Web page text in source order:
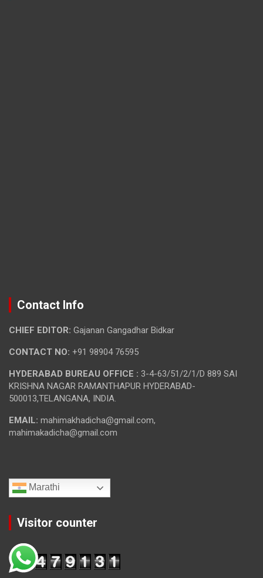
Contact Info
CHIEF EDITOR: Gajanan Gangadhar Bidkar
CONTACT NO: +91 98904 76595
HYDERABAD BUREAU OFFICE : 3-4-63/51/2/1/D 889 SAI
KRISHNA NAGAR RAMANTHAPUR HYDERABAD-
500013,TELANGANA, INDIA.
EMAIL: mahimakhadicha@gmail.com,
mahimakadicha@gmail.com
Marathi
Visitor counter